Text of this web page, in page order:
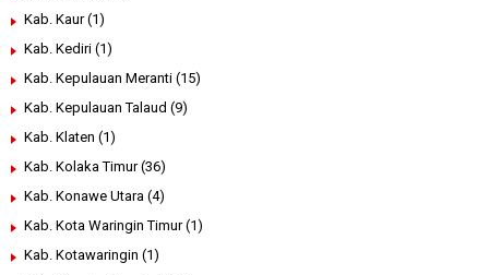
Kab. Kaur (1)
Kab. Kediri (1)
Kab. Kepulauan Meranti (15)
Kab. Kepulauan Talaud (9)
Kab. Klaten (1)
Kab. Kolaka Timur (36)
Kab. Konawe Utara (4)
Kab. Kota Waringin Timur (1)
Kab. Kotawaringin (1)